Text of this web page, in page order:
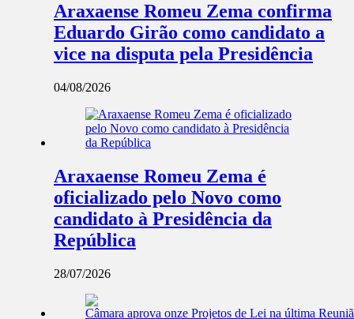
Araxaense Romeu Zema confirma
Eduardo Girão como candidato a
vice na disputa pela Presidência
04/08/2026
Araxaense Romeu Zema é
oficializado pelo Novo como
candidato à Presidência da
República
28/07/2026